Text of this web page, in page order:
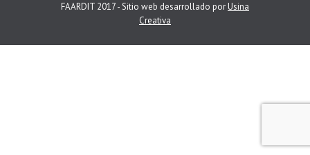
FAARDIT 2017 - Sitio web desarrollado porUsina
Creativa